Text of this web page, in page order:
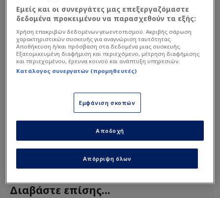
Ο 32χρονος Σκωτσέζος διεθνής αριστερός
μπακ μένει ελεύθερος στο τέλος της σεζόν από
«Ανφιλντ», μετά από οκτώ χρόνια, έχοντας
Σέλτικ, Αστον Βίλα, Γουλβς και
Κρίσταλ Πάλας, αλλά η Τότεναμ θα είναι
τελικά ο επόμενος σταθμός στην καριέρα του,
καθώς τού έχει προτείνει τριετές συμβόλαιο
Διαβάστε επίσης...
Εμείς και οι συνεργάτες μας επεξεργαζόμαστε
δεδομένα προκειμένου να παρασχεθούν τα εξής:
Χρήση επακριβών δεδομένων γεωεντοπισμού. Ακριβής σάρωση
χαρακτηριστικών συσκευής για αναγνώριση ταυτότητας.
Αποθήκευση ή/και πρόσβαση στα δεδομένα μιας συσκευής.
Εξατομικευμένη διαφήμιση και περιεχόμενο, μέτρηση διαφήμισης
και περιεχομένου, έρευνα κοινού και ανάπτυξη υπηρεσιών.
Κατάλογος συνεργατών (προμηθευτές)
Εμφάνιση σκοπών
Απόρριψη όλων
Αποδοχή